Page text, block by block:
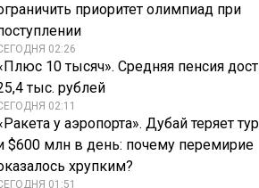
приоритет олимпиад при
02:26
10 тысяч». Средняя пенсия
тыс. рублей
02:11
у аэропорта». Дубай теряет
$600 млн в день: почему перемирие
хрупким?
01:51